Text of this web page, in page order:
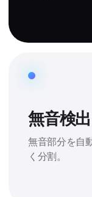
無音検出
無音部分を自
く分割。